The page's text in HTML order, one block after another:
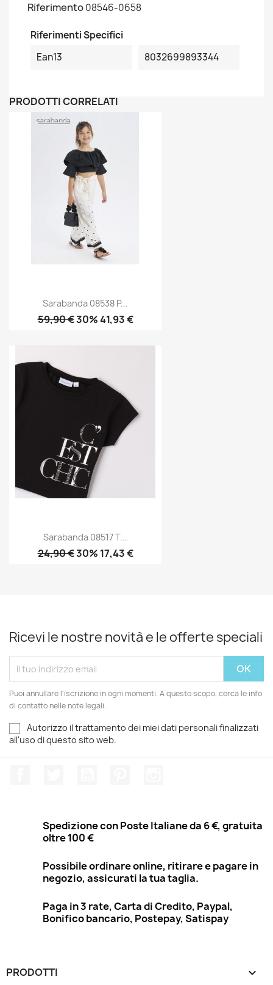
Riferimento08546-0658
Riferimenti Specifici
Ean13
8032699893344
PRODOTTI CORRELATI
Sarabanda 08538 P...
59,90 €30% 41,93 €
Sarabanda 08517 T...
24,90 €30% 17,43 €
Ricevi le nostre novità e le offerte speciali
Puoi annullare l'iscrizione in ogni momenti. A questo scopo, cerca le info
di contatto nelle note legali.
Autorizzo il trattamento dei miei dati personali finalizzati
all'uso di questo sito web.
Spedizione con Poste Italiane da 6 €, gratuita
oltre 100 €
Possibile ordinare online, ritirare e pagare in
negozio, assicurati la tua taglia.
Paga in 3 rate, Carta di Credito, Paypal,
Bonifico bancario, Postepay, Satispay
PRODOTTI 